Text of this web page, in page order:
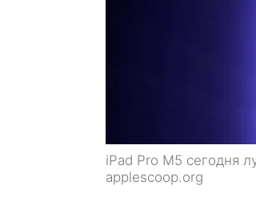
iPad Pro M5 сегодня
applescoop.org